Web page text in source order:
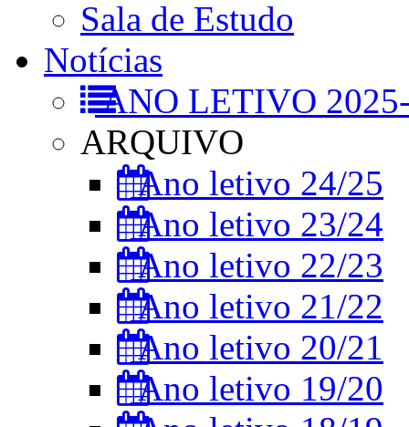
Sala de Estudo
Notícias
ANO LETIVO
ARQUIVO
Ano letivo 24/25
Ano letivo 23/24
Ano letivo 22/23
Ano letivo 21/22
Ano letivo 20/21
Ano letivo 19/20